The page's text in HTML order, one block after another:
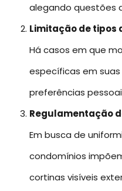
alegando questões
Limitação de tipos
Há casos em que
específicas em
preferências
Regulamentação
Em busca de
condomínios
cortinas visíveis